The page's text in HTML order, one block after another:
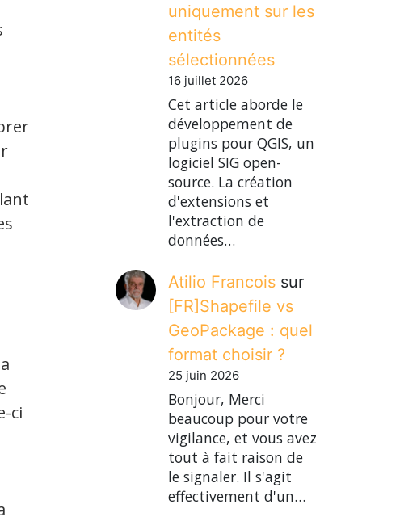
ci
uniquement sur les
entités
sélectionnées
16 juillet 2026
Cet article aborde le
développement de
plugins pour QGIS, un
logiciel SIG open-
source. La création
d'extensions et
l'extraction de
données…
Atilio Francois sur
[FR]Shapefile vs
GeoPackage : quel
format choisir ?
25 juin 2026
Bonjour, Merci
beaucoup pour votre
vigilance, et vous avez
tout à fait raison de
le signaler. Il s'agit
effectivement d'un…